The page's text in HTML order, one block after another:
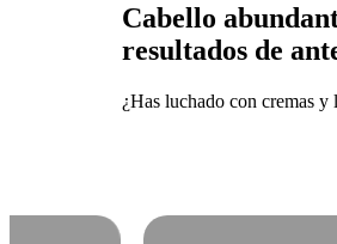
Cabello
resultados de
¿Has luchado con cremas y